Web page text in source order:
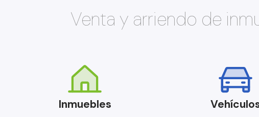
Venta y arriendo de
Inmuebles